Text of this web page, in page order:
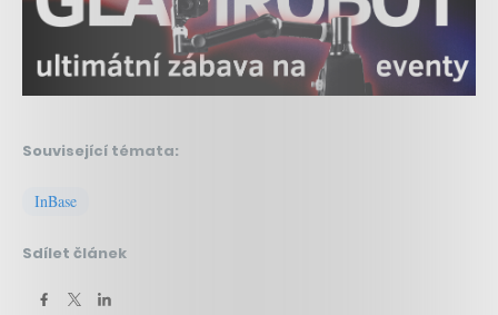
Související témata:
InBase
Sdílet článek